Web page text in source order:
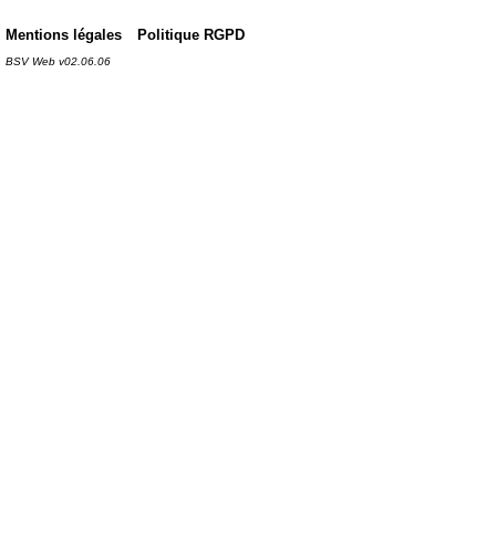
Mentions légales Politique RGPD
BSV Web v02.06.06